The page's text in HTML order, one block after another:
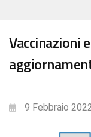
Vaccinazioni
9 Febbraio